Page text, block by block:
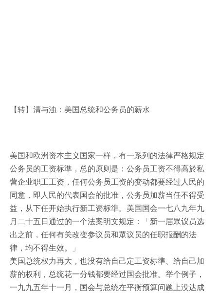
【转】清与浊：美国总统和公务员的薪水
美国和欧洲资本主义国家一样，有一系列的法律严格规定
公务员的工资标準，总的原则是：公务员工资不得高於私
营企业职工工资，任何公务员工资的变动都要经过人民的
同意，即人民的代表国会的批准，公务员加薪当任不得受
益，从下任开始执行新工资标準。美国国会一七八九年九
月二十五日通过的一个法案明文规定：「新一届眾议员选
出之前，任何有关改变参议员和眾议员的任职报酬的法
律，均不得生效。」
美国总统权力再大，也没有给自己定工资标準、给自己加
薪的权利，总统花一分钱都要经过国会批准。举个例子，
一九九五年十一月，国会与总统在平衡预算问题上没达成